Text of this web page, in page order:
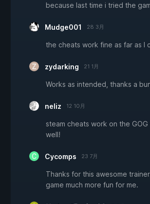
because last time i tried the
Mudge001 28 3月
the cheats work fine as far as I
zydarking 21 1月
Works as intended, thanks a
neliz 12 10月
steam cheats work on the GOG
well!
Cycomps 23 7月
Thanks for this awesome
game much more fun for me.